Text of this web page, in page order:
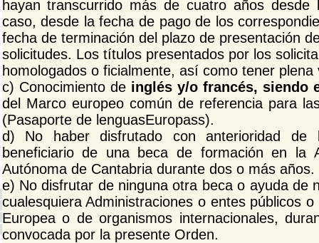
hayan transcurrido más de cuatro años
caso, desde la fecha de pago de los
fecha de terminación del plazo de presentación
solicitudes. Los títulos presentados por los
homologados o ficialmente, así como tener plena
c) Conocimiento de inglés y/o francés, siendo
del Marco europeo común de referencia para
(Pasaporte de lenguasEuropass).
d) No haber disfrutado con anterioridad
beneficiario de una beca de formación en la
Autónoma de Cantabria durante dos o más años.
e) No disfrutar de ninguna otra beca o ayuda de
cualesquiera Administraciones o entes públicos
Europea o de organismos internacionales,
convocada por la presente Orden.